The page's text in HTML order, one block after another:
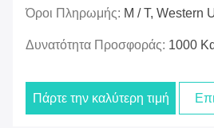
Όροι Πληρωμής: Μ / Τ, Western
Δυνατότητα Προσφοράς: 1000
Πάρτε την καλύτερη τιμή